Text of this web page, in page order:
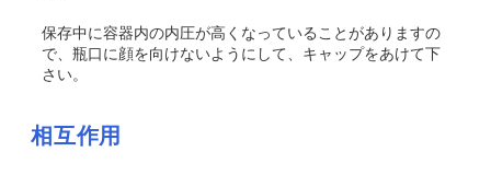
保存中に容器内の内圧が高くなっていることがありますの
で、瓶口に顔を向けないようにして、キャップをあけて下
さい。
相互作用